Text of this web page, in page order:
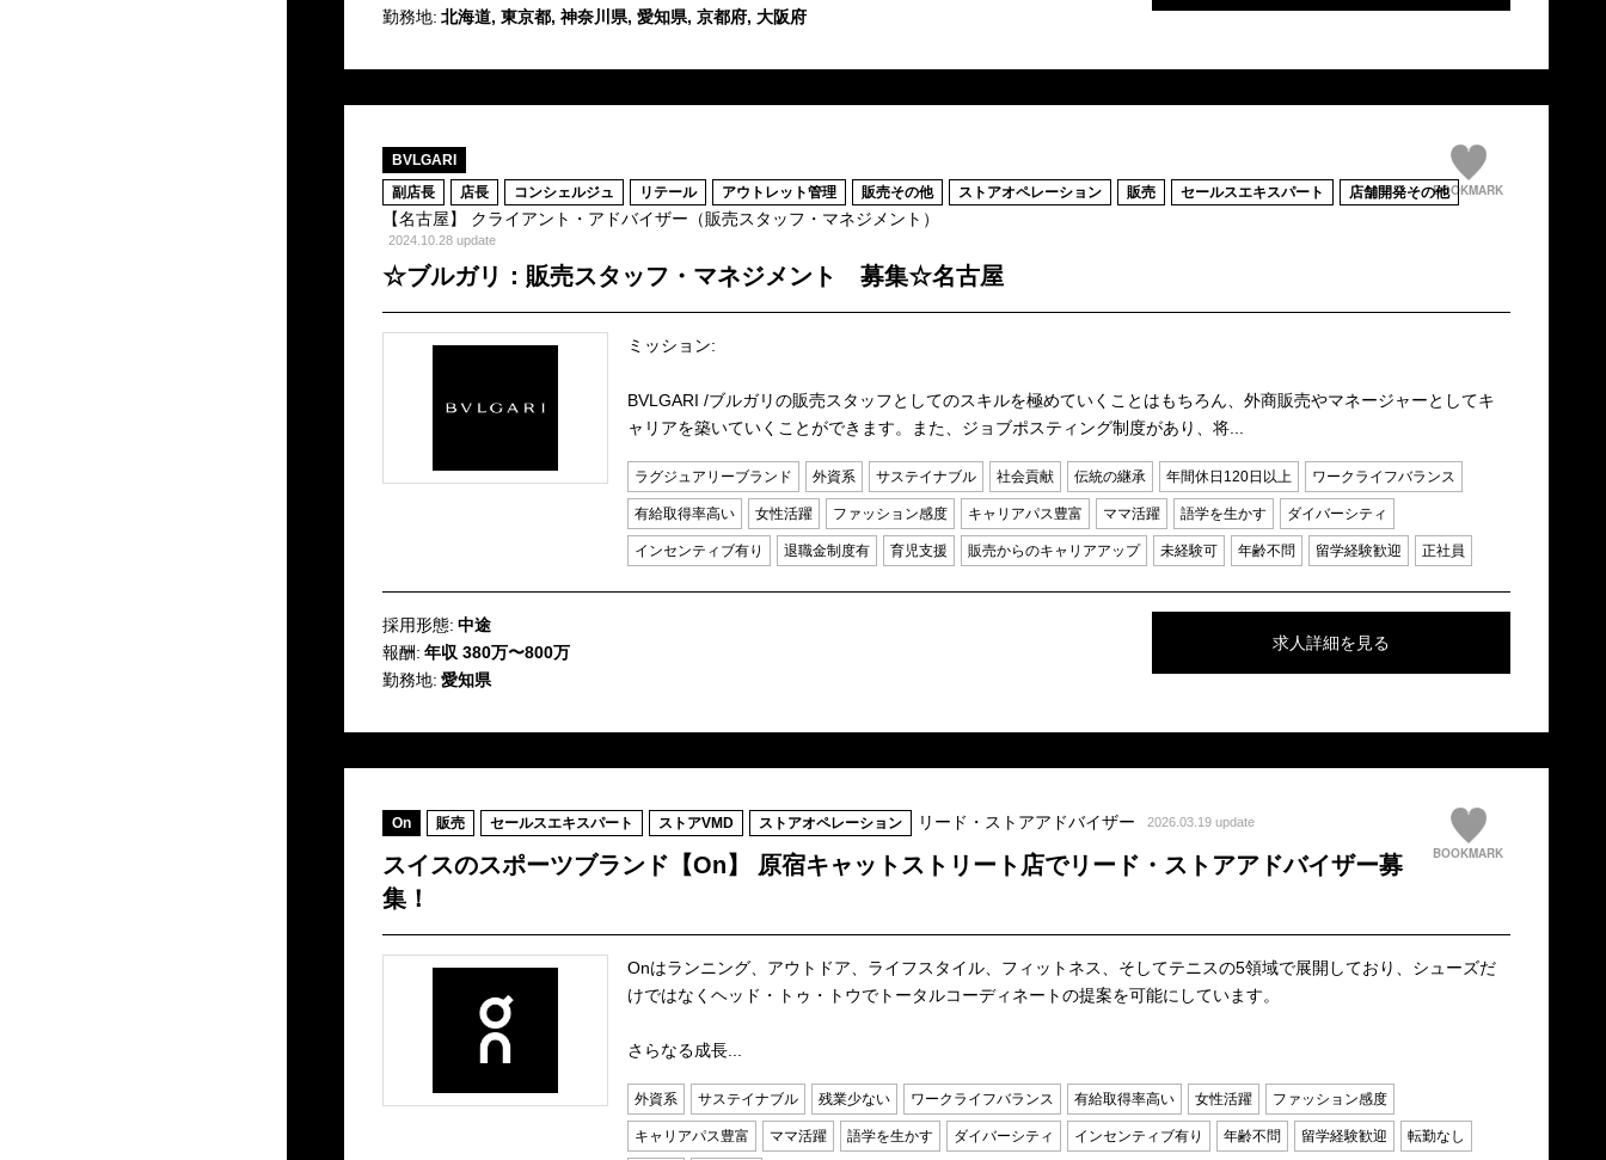
勤務地: 北海道, 東京都, 神奈川県, 愛知県, 京都府, 大阪府
BOOKMARK
BVLGARI
副店長
店長 コンシェルジュ リテール アウトレット管理 販売その他 ストアオペレーション 販売 セールスエキスパート 店舗開発その他
【名古屋】 クライアント・アドバイザー（販売スタッフ・マネジメント）
2024.10.28 update
☆ブルガリ：販売スタッフ・マネジメント 募集☆名古屋
ミッション:
BVLGARI /ブルガリの販売スタッフとしてのスキルを極めていくことはもちろん、外商販売やマネージャーとしてキ
ャリアを築いていくことができます。また、ジョブポスティング制度があり、将...
ラグジュアリーブランド 外資系 サステイナブル 社会貢献 伝統の継承 年間休日120日以上 ワークライフバランス
有給取得率高い 女性活躍 ファッション感度 キャリアパス豊富 ママ活躍 語学を生かす ダイバーシティ
インセンティブ有り 退職金制度有 育児支援 販売からのキャリアアップ 未経験可 年齢不問 留学経験歓迎 正社員
採用形態: 中途
報酬: 年収 380万〜800万
勤務地: 愛知県
求人詳細を見る
BOOKMARK
On 販売 セールスエキスパート ストアVMD ストアオペレーション リード・ストアアドバイザー 2026.03.19 update
スイスのスポーツブランド【On】 原宿キャットストリート店でリード・ストアアドバイザー募
集！
Onはランニング、アウトドア、ライフスタイル、フィットネス、そしてテニスの5領域で展開しており、シューズだ
けではなくヘッド・トゥ・トウでトータルコーディネートの提案を可能にしています。
さらなる成長...
外資系 サステイナブル 残業少ない ワークライフバランス 有給取得率高い 女性活躍 ファッション感度
キャリアパス豊富 ママ活躍 語学を生かす ダイバーシティ インセンティブ有り 年齢不問 留学経験歓迎 転勤なし